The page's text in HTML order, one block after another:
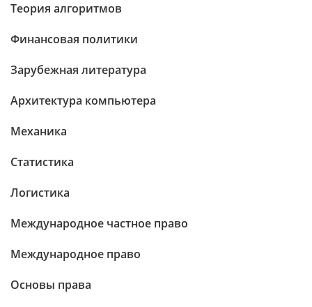
Теория алгоритмов
Финансовая политики
Зарубежная литература
Архитектура компьютера
Механика
Статистика
Логистика
Международное частное право
Международное право
Основы права